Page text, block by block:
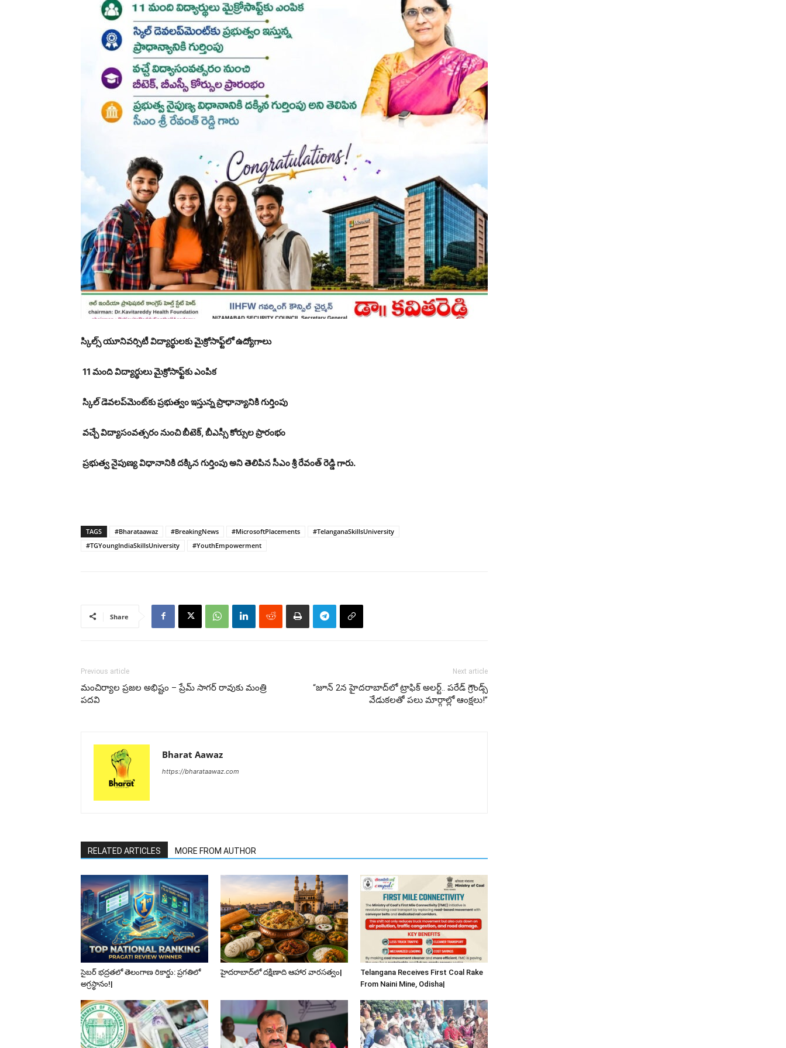
స్కిల్స్ యూనివర్సిటీ విద్యార్థులకు మైక్రోసాఫ్ట్‌లో ఉద్యోగాలు
11 మంది విద్యార్థులు మైక్రోసాఫ్ట్‌కు ఎంపిక
స్కిల్ డెవలప్‌మెంట్‌కు ప్రభుత్వం ఇస్తున్న ప్రాధాన్యానికి గుర్తింపు
వచ్చే విద్యాసంవత్సరం నుంచి బీటెక్, బీఎస్సీ కోర్సుల ప్రారంభం
ప్రభుత్వ నైపుణ్య విధానానికి దక్కిన గుర్తింపు అని తెలిపిన సీఎం శ్రీ రేవంత్ రెడ్డి గారు.
TAGS #Bharataawaz #BreakingNews #MicrosoftPlacements
#TelanganaSkillsUniversity
#TGYoungIndiaSkillsUniversity
#YouthEmpowerment
Share
Previous article
మంచిర్యాల ప్రజల అభిష్టం – ప్రేమ్ సాగర్ రావుకు మంత్రి
పదవి
Next article
“జూన్ 2న హైదరాబాద్‌లో ట్రాఫిక్ అలర్ట్.. పరేడ్ గ్రౌండ్స్
వేడుకలతో పలు మార్గాల్లో ఆంక్షలు!”
Bharat Aawaz
https://bharataawaz.com
RELATED ARTICLES MORE FROM AUTHOR
సైబర్ భద్రతలో తెలంగాణ రికార్డు: ప్రగతిలో
అగ్రస్థానం!|
హైదరాబాద్‌లో దక్షిణాది ఆహార వారసత్వం|
Telangana Receives First Coal Rake
From Naini Mine, Odisha|